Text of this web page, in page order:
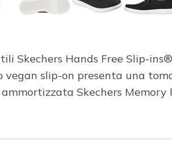
Skechers Hands Free Slip-
slip-on presenta una
Skechers Memory